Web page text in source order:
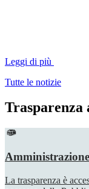
Leggi di più
Tutte le notizie
La trasparenza è